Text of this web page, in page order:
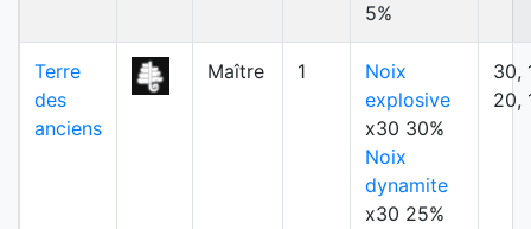
5%
Terre
des
anciens
Maître 1
Noix
explosive
x30 30%
Noix
dynamite
x30 25%
30,
20,